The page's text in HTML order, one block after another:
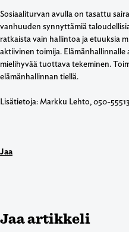
Sosiaaliturvan avulla on tasattu
vanhuuden synnyttämiä
ratkaista vain hallintoa ja etuuksia
aktiivinen toimija.
mielihyvää tuottava tekeminen.
elämänhallinnan tiellä.
Lisätietoja: Markku Lehto, 050-
Jaa
Jaa artikkeli